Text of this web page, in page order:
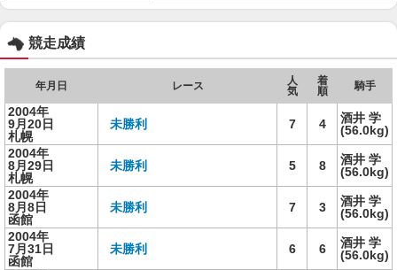
競走成績
年月日 レース
人
気
着
順
騎手
2004年
9月20日
札幌
未勝利 7 4
酒井 学
(56.0kg)
2004年
8月29日
札幌
未勝利 5 8
酒井 学
(56.0kg)
2004年
8月8日
函館
未勝利 7 3
酒井 学
(56.0kg)
2004年
7月31日
函館
未勝利 6 6
酒井 学
(56.0kg)